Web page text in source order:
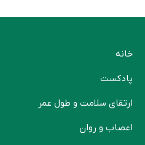
خانه
پادکست
ارتقای سلامت و طول عمر
اعصاب و روان